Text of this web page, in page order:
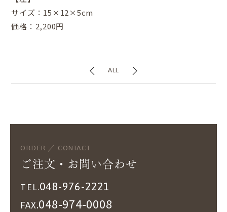
サイズ：15×12×5cm
価格：2,200円
ALL
ORDER ／ CONTACT
ご注文・お問い合わせ
TEL.048-976-2221
FAX.048-974-0008